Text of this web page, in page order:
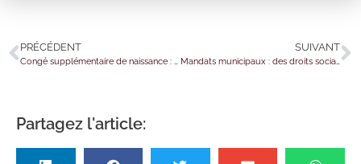
PRÉCÉDENT
Congé supplémentaire de naissance : précisions pour le RSA et la prime d’activité
SUIVANT
Mandats municipaux : des droits sociaux précisés pour les salariés élus
Partagez l'article: